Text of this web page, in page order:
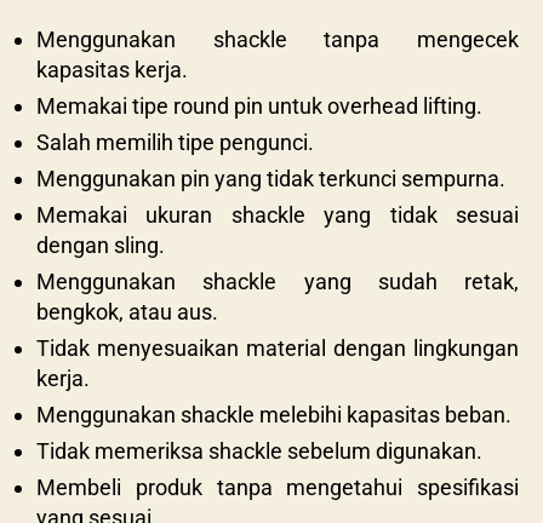
Menggunakan shackle tanpa mengecek
kapasitas kerja.
Memakai tipe round pin untuk overhead lifting.
Salah memilih tipe pengunci.
Menggunakan pin yang tidak terkunci sempurna.
Memakai ukuran shackle yang tidak sesuai
dengan sling.
Menggunakan shackle yang sudah retak,
bengkok, atau aus.
Tidak menyesuaikan material dengan lingkungan
kerja.
Menggunakan shackle melebihi kapasitas beban.
Tidak memeriksa shackle sebelum digunakan.
Membeli produk tanpa mengetahui spesifikasi
yang sesuai.